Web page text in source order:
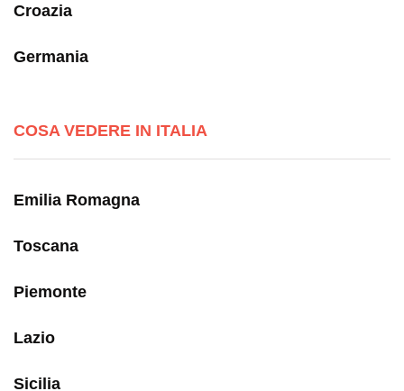
Croazia
Germania
COSA VEDERE IN ITALIA
Emilia Romagna
Toscana
Piemonte
Lazio
Sicilia